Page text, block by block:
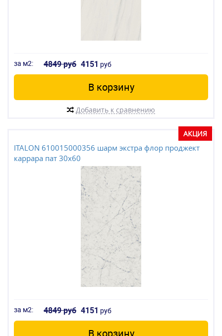
за м2: 4849 руб 4151 руб
В корзину
Добавить к сравнению
АКЦИЯ
ITALON 610015000356 шарм экстра флор проджект
каррара пат 30x60
за м2: 4849 руб 4151 руб
В корзину